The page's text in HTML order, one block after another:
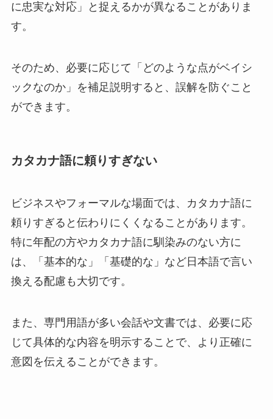
に忠実な対応」と捉えるかが異なることがありま
す。
そのため、必要に応じて「どのような点がベイシ
ックなのか」を補足説明すると、誤解を防ぐこと
ができます。
カタカナ語に頼りすぎない
ビジネスやフォーマルな場面では、カタカナ語に
頼りすぎると伝わりにくくなることがあります。
特に年配の方やカタカナ語に馴染みのない方に
は、「基本的な」「基礎的な」など日本語で言い
換える配慮も大切です。
また、専門用語が多い会話や文書では、必要に応
じて具体的な内容を明示することで、より正確に
意図を伝えることができます。